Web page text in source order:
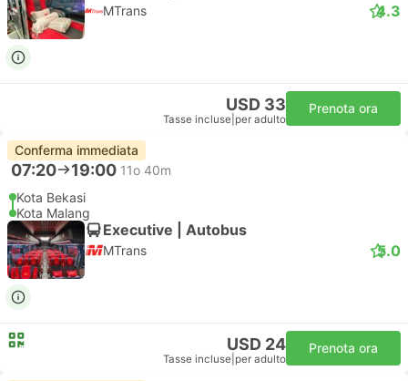
MTrans 4.3
USD 33
Tasse incluse per adulto
Prenota ora
Conferma immediata
07:20 19:00 11o 40m
Kota Bekasi
Kota Malang
Executive | Autobus
MTrans 5.0
USD 24
Tasse incluse per adulto
Prenota ora